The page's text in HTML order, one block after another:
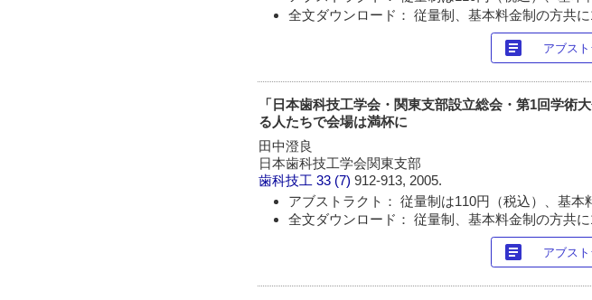
全文ダウンロード： 従量制、基本料金制の方共に
article アブス
「日本歯科技工学会・関東支部設立総会・第1回学術
る人たちで会場は満杯に
田中澄良
日本歯科技工学会関東支部
歯科技工 33 (7)912-913, 2005.
アブストラクト： 従量制は110円（税込）、基本
全文ダウンロード： 従量制、基本料金制の方共に
article アブス